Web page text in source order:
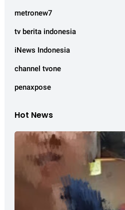
metronew7
tv berita indonesia
iNews Indonesia
channel tvone
penaxpose
Hot News